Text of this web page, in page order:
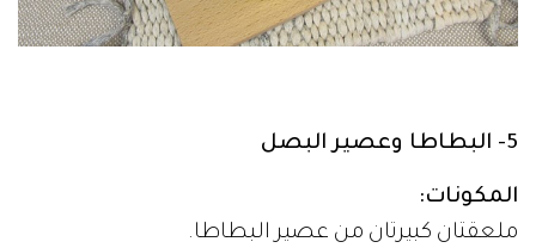
5- البطاطا وعصير البصل
المكونات:
ملعقتان كبيرتان من عصير البطاطا.